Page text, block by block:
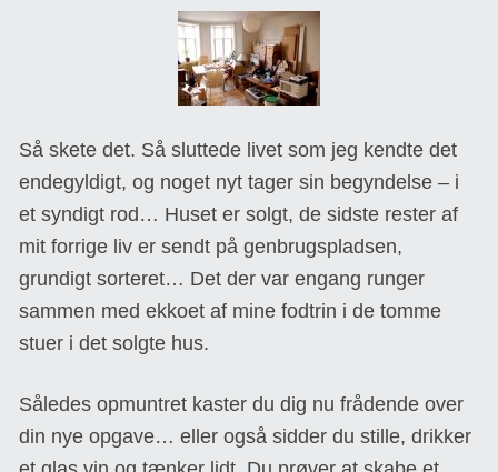
Så skete det. Så sluttede livet som jeg kendte det
endegyldigt, og noget nyt tager sin begyndelse – i
et syndigt rod… Huset er solgt, de sidste rester af
mit forrige liv er sendt på genbrugspladsen,
grundigt sorteret… Det der var engang runger
sammen med ekkoet af mine fodtrin i de tomme
stuer i det solgte hus.
Således opmuntret kaster du dig nu frådende over
din nye opgave… eller også sidder du stille, drikker